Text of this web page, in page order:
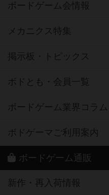
ボードゲーム会情報
メカニクス特集
掲示板・トピックス
ボドとも・会員一覧
ボードゲーム業界コラム
ボドゲーマご利用案内
ボードゲーム通販
新作・再入荷情報